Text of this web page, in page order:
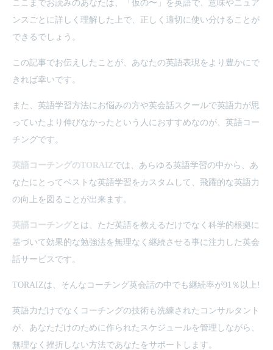
ここまでお読みのあなたは、「仮の〜」を英語で、意味やニュア
ンスごとに詳しく理解した上で、正しく適切に使い分けることが
できるでしょう。
この記事でお伝えしたことが、あなたの英語表現をより豊かにで
きれば幸いです。
また、英語学習方法にお悩みの方や英会話スクールで英語力が思
っていたより伸びなかったという人におすすめなのが、英語コー
チングです。
英語コーチングのTORAIZでは、あらゆる英語学習の中から、あ
なたにとってベストな英語学習をカスタムして、飛躍的な英語力
の向上を図ることが出来ます。
英語コーチングとは、ただ英語を教えるだけでなく科学的根拠に
基づいて効果的な勉強法を無理なく継続させる事に注力した英会
話サービスです。
TORAIZは、そんなコーチング英会話の中でも継続率が91％以上!
英語力だけでなくコーチングの技術も洗練されたコンサルタント
が、あなただけのために作られたスケジュールを管理しながら、
無理なく挫折しない方法であなたをサポートします。